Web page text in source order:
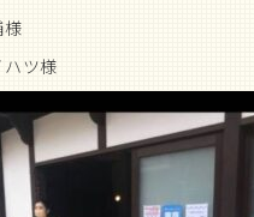
ツ様